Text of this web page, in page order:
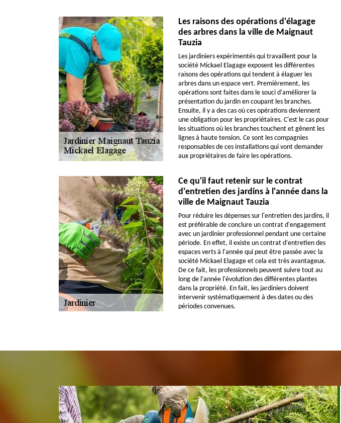
Les raisons des opérations d'élagage
des arbres dans la ville de Maignaut
Tauzia
Les jardiniers expérimentés qui travaillent pour la
société Mickael Elagage exposent les différentes
raisons des opérations qui tendent à élaguer les
arbres dans un espace vert. Premièrement, les
opérations sont faites dans le souci d'améliorer la
présentation du jardin en coupant les branches.
Ensuite, il y a des cas où ces opérations deviennent
une obligation pour les propriétaires. C'est le cas pour
les situations où les branches touchent et gênent les
lignes à haute tension. Ce sont les compagnies
responsables de ces installations qui vont demander
aux propriétaires de faire les opérations.
Ce qu'il faut retenir sur le contrat
d'entretien des jardins à l'année dans la
ville de Maignaut Tauzia
Pour réduire les dépenses sur l'entretien des jardins, il
est préférable de conclure un contrat d'engagement
avec un jardinier professionnel pendant une certaine
période. En effet, il existe un contrat d'entretien des
espaces verts à l'année qui peut être passée avec la
société Mickael Elagage et cela est très avantageux.
De ce fait, les professionnels peuvent suivre tout au
long de l'année l'évolution des différentes plantes
dans la propriété. En fait, les jardiniers doivent
intervenir systématiquement à des dates ou des
périodes convenues.